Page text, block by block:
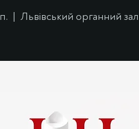
  |
Львівський органний зал